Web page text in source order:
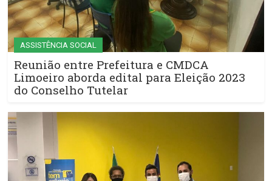
ASSISTÊNCIA SOCIAL
Reunião entre Prefeitura e CMDCA
Limoeiro aborda edital para Eleição 2023
do Conselho Tutelar